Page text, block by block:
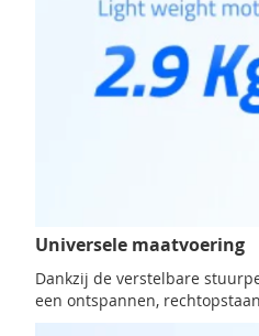
Universele maatvoering
Dankzij de verstelbare
een ontspannen,